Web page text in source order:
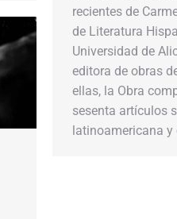
recientes de
de Literatura
Universidad de
editora de obras
ellas, la Obra
sesenta artículos
latinoamericana